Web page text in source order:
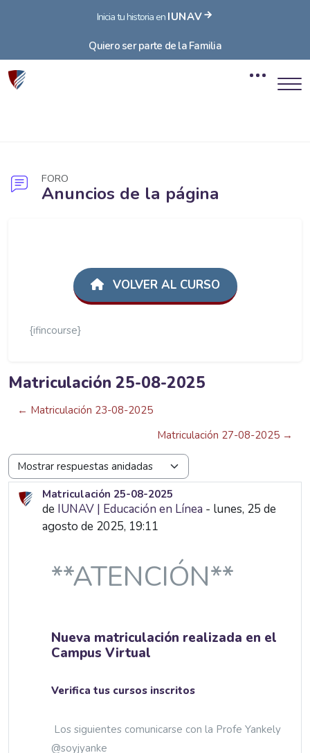
Inicia tu historia en IUNAV
Quiero ser parte de la Familia
FORO
Anuncios de la página
VOLVER AL CURSO
{ifincourse}
Matriculación 25-08-2025
← Matriculación 23-08-2025
Matriculación 27-08-2025 →
Mostrar modo
Matriculación 25-08-2025
de IUNAV | Educación en Línea - lunes, 25 de
agosto de 2025, 19:11
Número de respuestas: 0
**ATENCIÓN**
Nueva matriculación realizada en el
Campus Virtual
Verifica tus cursos inscritos
Los siguientes comunicarse con la Profe Yankely
@soyjyanke